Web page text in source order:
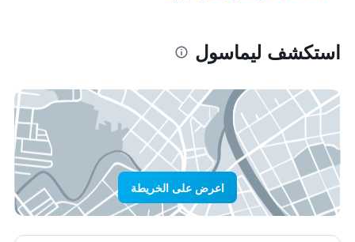
استكشف ليماسول
اعرض على الخريطة